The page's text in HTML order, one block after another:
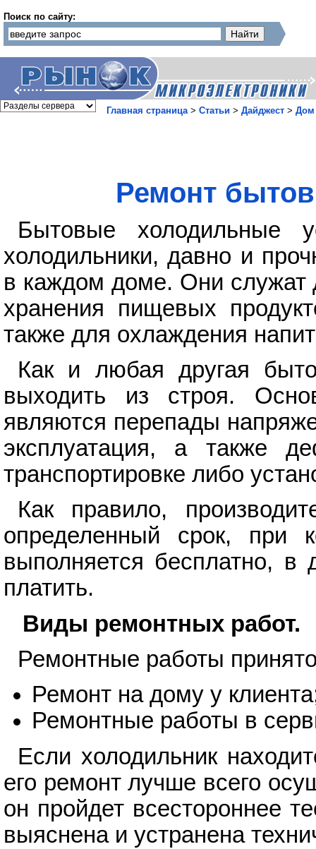
Поиск по сайту:
Главная страница> Статьи > Дайджест > Дом
Ремонт
Бытовые холодильные
холодильники, давно и
в каждом доме. Они служат
хранения пищевых
также для охлаждения
Как и любая другая
выходить из строя.
являются перепады
эксплуатация, а также
транспортировке либо
Как правило,
определенный срок, при
выполняется бесплатно, в
платить.
Виды ремонтных работ.
Ремонтные работы
Ремонт на дому у
Ремонтные работы в
Если холодильник
его ремонт лучше всего
он пройдет всестороннее
выяснена и устранена